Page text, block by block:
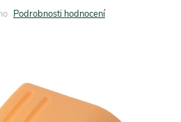
Podrobnosti hodnocení